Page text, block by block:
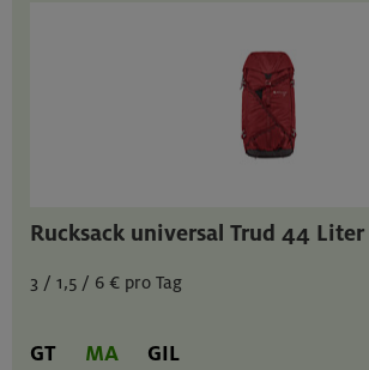
Rucksack universal Trud 44 Liter
3 / 1,5 / 6 € pro Tag
GT MA GIL